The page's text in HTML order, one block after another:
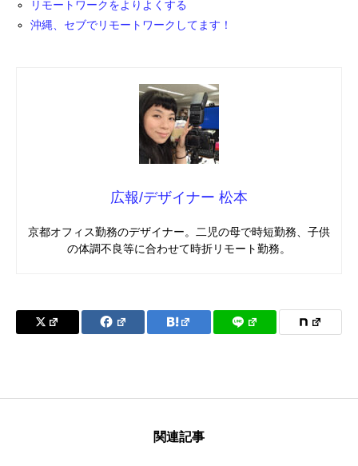
リモートワークをよりよくする
沖縄、セブでリモートワークしてます！
広報/デザイナー 松本
京都オフィス勤務のデザイナー。二児の母で時短勤務、子供
の体調不良等に合わせて時折リモート勤務。
関連記事